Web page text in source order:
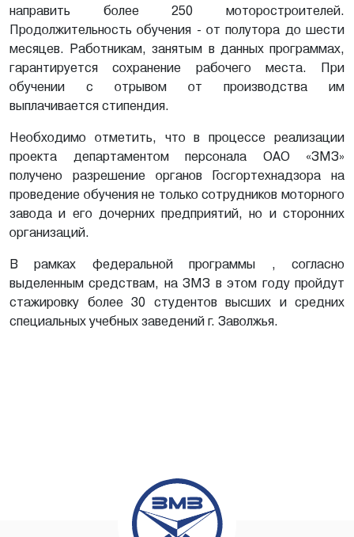
направить более 250 моторостроителей.
Продолжительность обучения - от полутора до шести
месяцев. Работникам, занятым в данных программах,
гарантируется сохранение рабочего места. При
обучении с отрывом от производства им
выплачивается стипендия.
Необходимо отметить, что в процессе реализации
проекта департаментом персонала ОАО «ЗМЗ»
получено разрешение органов Госгортехнадзора на
проведение обучения не только сотрудников моторного
завода и его дочерних предприятий, но и сторонних
организаций.
В рамках федеральной программы , согласно
выделенным средствам, на ЗМЗ в этом году пройдут
стажировку более 30 студентов высших и средних
специальных учебных заведений г. Заволжья.